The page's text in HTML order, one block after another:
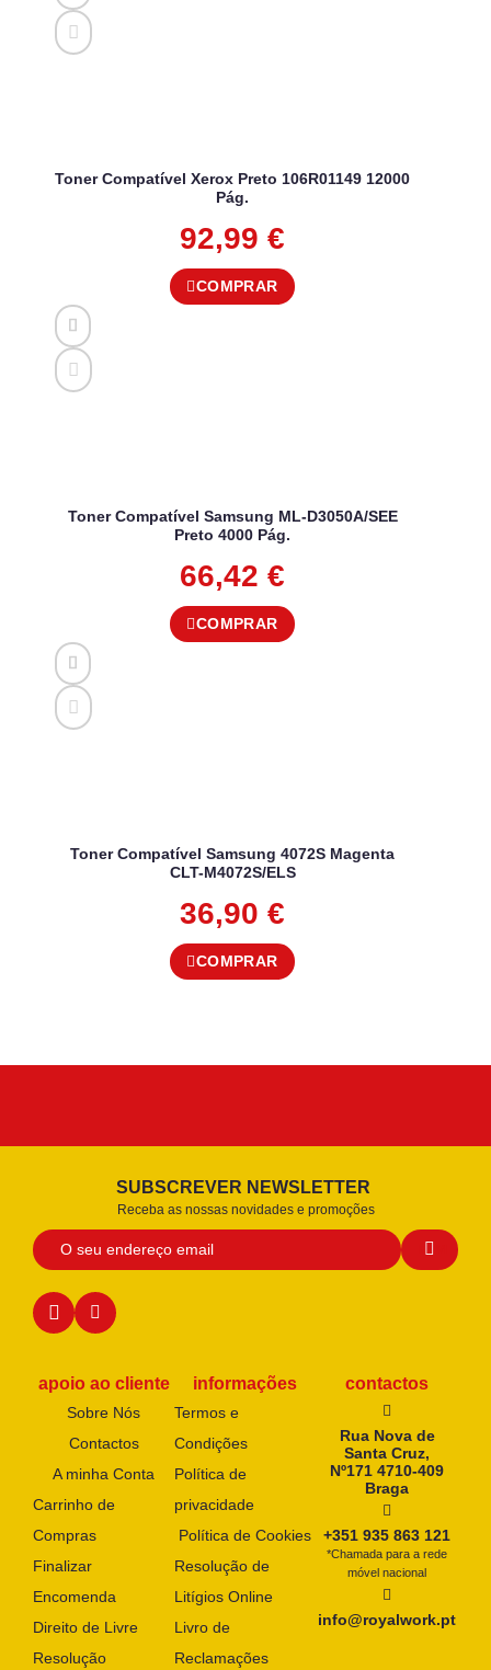
Toner Compatível Xerox Preto 106R01149 12000
Pág.
92,99 €
COMPRAR
Toner Compatível Samsung ML-D3050A/SEE
Preto 4000 Pág.
66,42 €
COMPRAR
Toner Compatível Samsung 4072S Magenta
CLT-M4072S/ELS
36,90 €
COMPRAR
SUBSCREVER NEWSLETTER
Receba as nossas novidades e promoções
apoio ao cliente
Sobre Nós
Contactos
A minha Conta
Carrinho de
Compras
Finalizar
Encomenda
Direito de Livre
Resolução
informações
Termos e
Condições
Política de
privacidade
Política de Cookies
Resolução de
Litígios Online
Livro de
Reclamações
contactos
Rua Nova de
Santa Cruz,
Nº171 4710-409
Braga
+351 935 863 121
*Chamada para a rede
móvel nacional
info@royalwork.pt